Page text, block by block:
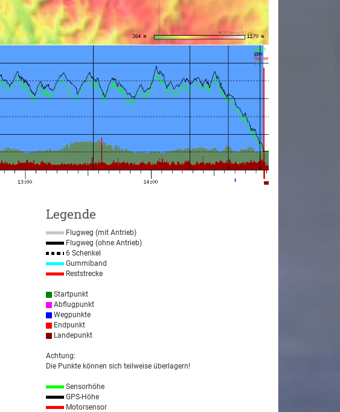
Legende
Flugweg (mit Antrieb)
Flugweg (ohne Antrieb)
6 Schenkel
Gummiband
Reststrecke
Startpunkt
Abflugpunkt
Wegpunkte
Endpunkt
Landepunkt
Achtung:
Die Punkte können sich teilweise überlagern!
Sensorhöhe
GPS-Höhe
Motorsensor